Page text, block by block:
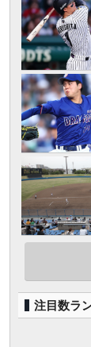
注目数ラ